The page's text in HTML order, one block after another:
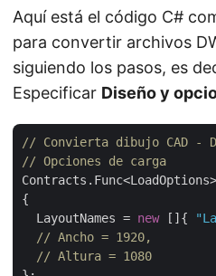
Aquí está el código C#
para convertir archivos
siguiendo los pasos, es
Especificar Diseño y
// Convierta dibujo CAD -
// Opciones de carga
{
  LayoutNames =
new []{
// Ancho = 1920,
// Altura = 1080